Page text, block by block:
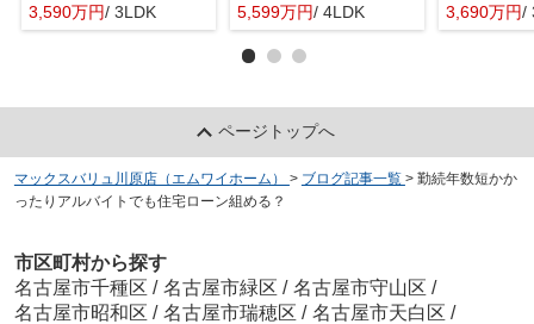
3,590万円/ 3LDK
5,599万円/ 4LDK 3,690万円/
ページトップへ
マックスバリュ川原店（エムワイホーム） > ブログ記事一覧 > 勤続年数短かか
ったりアルバイトでも住宅ローン組める？
市区町村から探す
名古屋市千種区 / 名古屋市緑区 / 名古屋市守山区 /
名古屋市昭和区 / 名古屋市瑞穂区 / 名古屋市天白区 /